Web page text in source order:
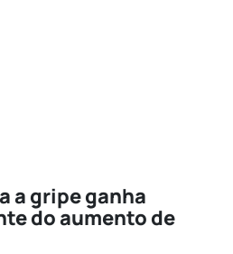
a gripe ganha
do aumento de